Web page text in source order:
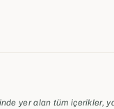
yer alan tüm içerikler,